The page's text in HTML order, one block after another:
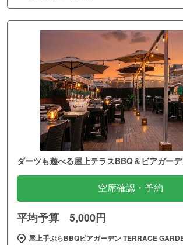
ダーツも遊べる屋上テラスBBQ＆ビアガーデ
空席確認・予約
平均予算 5,000円
屋上手ぶらBBQビアガーデン TERRACE